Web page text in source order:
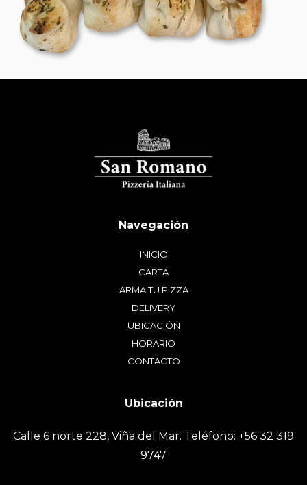
INICIO
CARTA
ARMA TU PIZZA
DELIVERY
UBICACIÓN
HORARIO
CONTACTO
Calle 6 norte 228, Viña del Mar. Teléfono: +56 32 319
9747